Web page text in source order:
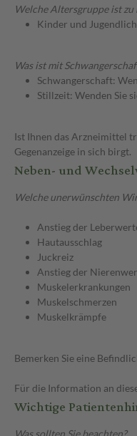
Welche Altersgruppe ist zu
Kinder und
Was ist mit
Schwangerschaft:
Stillzeit: Wenden Sie
Ist Ihnen das Arzneimittel
Gegenanzeige in sich birgt.
Neben- und
Welche unerwünschten
Anstieg der
Hautausschlag
Juckreiz
Anstieg der
Muskelerkrankungen
Muskelschmerzen
Muskelkrämpfe
Bemerken Sie eine
Für die Information an
Wichtige
Was sollten Sie beachten?